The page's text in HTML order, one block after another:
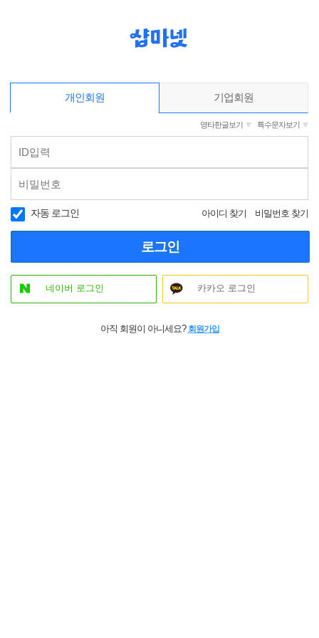
개인회원 기업회원
영타한글보기 특수문자보기
자동 로그인 아이디 찾기 비밀번호 찾기
로그인
네이버 로그인 카카오 로그인
아직 회원이 아니세요? 회원가입